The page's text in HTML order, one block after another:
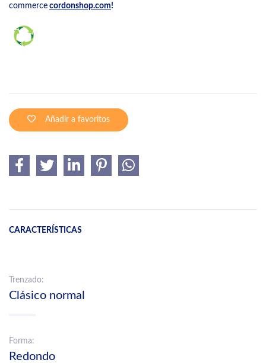
commerce cordonshop.com!
Añadir a favoritos
CARACTERÍSTICAS
Trenzado:
Clásico normal
Forma:
Redondo